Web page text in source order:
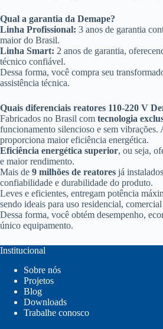
Qual a garantia da Demape?
Linha Profissional: 3 anos de garantia
maior do Brasil.
Linha Smart: 2 anos de garantia,
técnico confiável.
Dessa forma, você compra seu
assistência técnica.
Quais diferenciais reatores 110-220 V
Fabricados no Brasil com tecnologia
funcionamento silencioso e sem vibrações.
proporciona maior eficiência energética.
Eficiência energética superior, ou seja,
e maior rendimento.
Mais de 9 milhões de reatores já
confiabilidade e durabilidade do produto.
Leves e eficientes, entregam potência
sendo ideais para uso residencial,
Dessa forma, você obtém desempenho,
único equipamento.
Institucional
Sobre nós
Projetos
Blog
Downloads
Trabalhe conosco